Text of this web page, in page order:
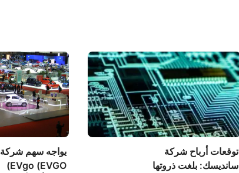
توقعات أرباح شركة
سانديسك: بلغت ذروتها
يواجه سهم شركة
EVgo (EVGO)